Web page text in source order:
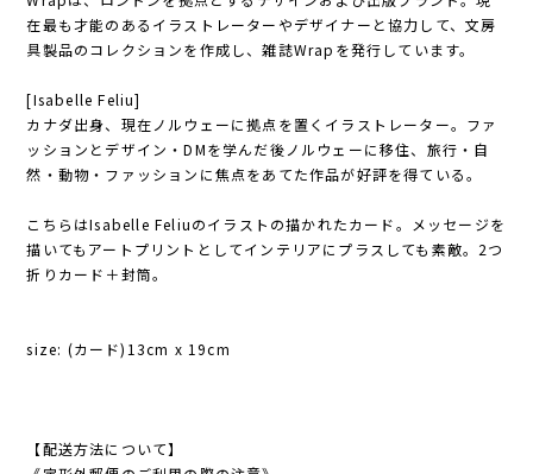
在最も才能のあるイラストレーターやデザイナーと協力して、文房
具製品のコレクションを作成し、雑誌Wrapを発行しています。
[Isabelle Feliu]
カナダ出身、現在ノルウェーに拠点を置くイラストレーター。ファ
ッションとデザイン・DMを学んだ後ノルウェーに移住、旅行・自
然・動物・ファッションに焦点をあてた作品が好評を得ている。
こちらはIsabelle Feliuのイラストの描かれたカード。メッセージを
描いてもアートプリントとしてインテリアにプラスしても素敵。2つ
折りカード＋封筒。
size: (カード)13cm x 19cm
【配送方法について】